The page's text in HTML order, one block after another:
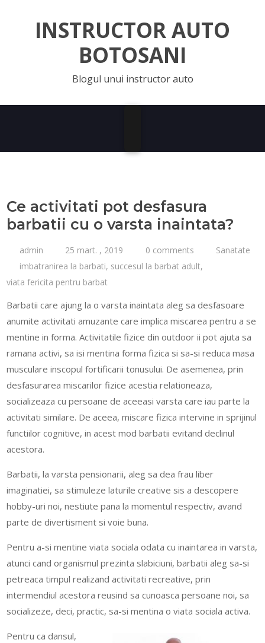
INSTRUCTOR AUTO
BOTOSANI
Blogul unui instructor auto
Ce activitati pot desfasura
barbatii cu o varsta inaintata?
admin 25 mart. , 2019 0 comments
Sanatate
imbatranirea la barbati, succesul la barbat adult,
viata fericita pentru barbat
Barbatii care ajung la o varsta inaintata aleg sa desfasoare
anumite activitati amuzante care implica miscarea pentru a se
mentine in forma. Activitatile fizice din outdoor ii pot ajuta sa
ramana activi, sa isi mentina forma fizica si sa-si reduca masa
musculare inscopul fortificarii tonusului. De asemenea, prin
desfasurarea miscarilor fizice acestia relationeaza,
socializeaza cu persoane de aceeasi varsta care iau parte la
activitati similare. De aceea, miscare fizica intervine in sprijinul
functiilor cognitive, in acest mod barbatii evitand declinul
acestora.
Barbatii, la varsta pensionarii, aleg sa dea frau liber
imaginatiei, sa stimuleze laturile creative sis a descopere
hobby-uri noi, nestiute pana la momentul respectiv, avand
parte de divertisment si voie buna.
Pentru a-si mentine viata sociala odata cu inaintarea in varsta,
atunci cand organismul prezinta slabiciuni, barbatii aleg sa-si
petreaca timpul realizand activitati recreative, prin
intermendiul acestora reusind sa cunoasca persoane noi, sa
socializeze, deci, practic, sa-si mentina o viata sociala activa.
Pentru ca dansul,